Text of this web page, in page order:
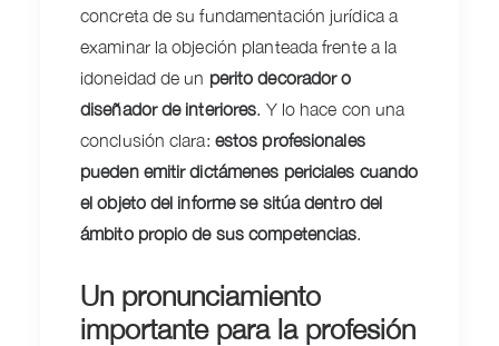
concreta de su fundamentación jurídica a
examinar la objeción planteada frente a la
idoneidad de un perito decorador o
diseñador de interiores. Y lo hace con una
conclusión clara: estos profesionales
pueden emitir dictámenes periciales cuando
el objeto del informe se sitúa dentro del
ámbito propio de sus competencias.
Un pronunciamiento
importante para la profesión